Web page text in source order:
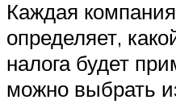
Каждая
определяет,
налога будет
можно выбрать